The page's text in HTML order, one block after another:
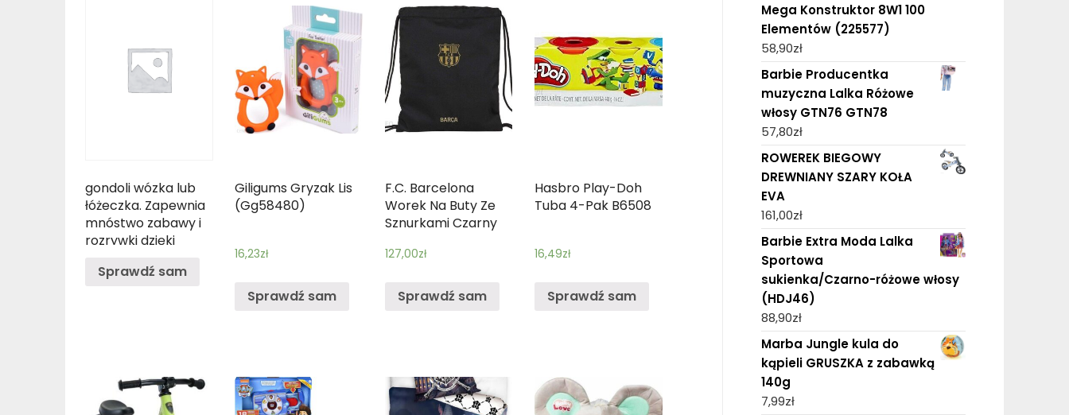
gondoli wózka lub
łóżeczka. Zapewnia
mnóstwo zabawy i
rozrywki dzięki
zwierzątkom takim
Sprawdź sam
Giligums Gryzak Lis
(Gg58480)
16,23zł
Sprawdź sam
F.C. Barcelona
Worek Na Buty Ze
Sznurkami Czarny
127,00zł
Sprawdź sam
Hasbro Play-Doh
Tuba 4-Pak B6508
16,49zł
Sprawdź sam
Mega Konstruktor 8W1 100
Elementów (225577)
58,90zł
Barbie Producentka
muzyczna Lalka Różowe
włosy GTN76 GTN78
57,80zł
ROWEREK BIEGOWY
DREWNIANY SZARY KOŁA
EVA
161,00zł
Barbie Extra Moda Lalka
Sportowa
sukienka/Czarno-różowe włosy
(HDJ46)
88,90zł
Marba Jungle kula do
kąpieli GRUSZKA z zabawką
140g
7,99zł